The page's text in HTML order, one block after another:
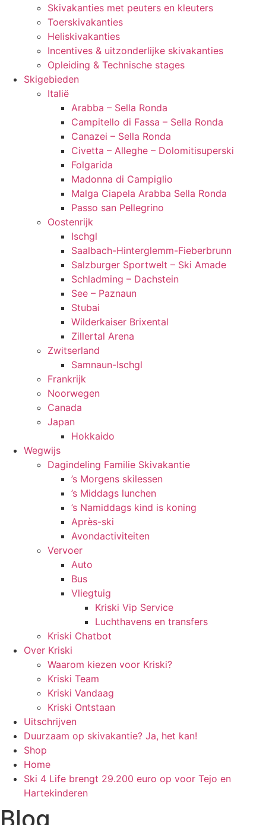
Skivakanties met peuters en kleuters
Toerskivakanties
Heliskivakanties
Incentives & uitzonderlijke skivakanties
Opleiding & Technische stages
Skigebieden
Italië
Arabba – Sella Ronda
Campitello di Fassa – Sella Ronda
Canazei – Sella Ronda
Civetta – Alleghe – Dolomitisuperski
Folgarida
Madonna di Campiglio
Malga Ciapela Arabba Sella Ronda
Passo san Pellegrino
Oostenrijk
Ischgl
Saalbach-Hinterglemm-Fieberbrunn
Salzburger Sportwelt – Ski Amade
Schladming – Dachstein
See – Paznaun
Stubai
Wilderkaiser Brixental
Zillertal Arena
Zwitserland
Samnaun-Ischgl
Frankrijk
Noorwegen
Canada
Japan
Hokkaido
Wegwijs
Dagindeling Familie Skivakantie
’s Morgens skilessen
’s Middags lunchen
’s Namiddags kind is koning
Après-ski
Avondactiviteiten
Vervoer
Auto
Bus
Vliegtuig
Kriski Vip Service
Luchthavens en transfers
Kriski Chatbot
Over Kriski
Waarom kiezen voor Kriski?
Kriski Team
Kriski Vandaag
Kriski Ontstaan
Uitschrijven
Duurzaam op skivakantie? Ja, het kan!
Shop
Home
Ski 4 Life brengt 29.200 euro op voor Tejo en
Hartekinderen
Blog